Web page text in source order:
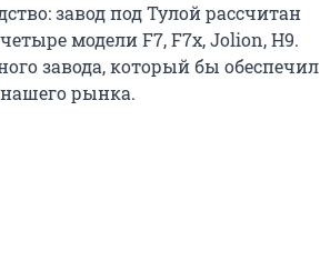
завод под Тулой рассчитан
модели F7, F7x, Jolion, H9.
завода, который бы обеспечил
рынка.